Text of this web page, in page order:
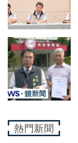
熱門新聞